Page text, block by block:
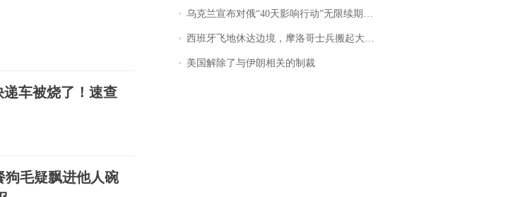
车被烧了！速查
狗毛疑飘进他人碗
乌克兰宣布对俄“40天影响行动”无限续期，7月两国对轰数据均创纪录
西班牙飞地休达边境，摩洛哥士兵搬起大石块投向移民引争议，此前一天内数万人从摩洛哥涌入西班牙
美国解除了与伊朗相关的制裁